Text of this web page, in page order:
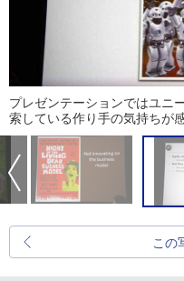
プレゼンテーションではユニ
索している作り手の気持ちが
この